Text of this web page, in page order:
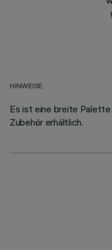
HINWEISE
Es ist eine breite
Zubehör erhältlich.